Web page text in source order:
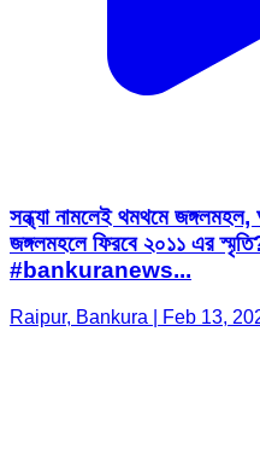
সন্ধ্যা নামলেই থমথমে
জঙ্গলমহলে ফিরবে ২০১১ এর
#bankuranews...
Raipur, Bankura | Feb 13,